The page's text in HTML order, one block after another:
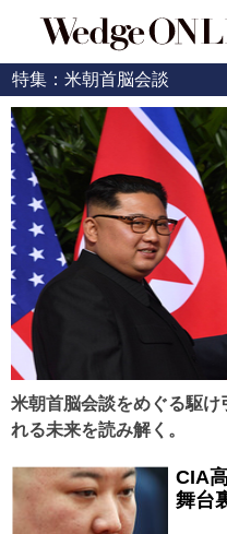
特集：米朝首脳会談
米朝首脳会談をめぐる駆
れる未来を読み解く。
CIA
舞台